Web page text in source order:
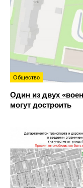
Общество
Один из двух
могут достроить